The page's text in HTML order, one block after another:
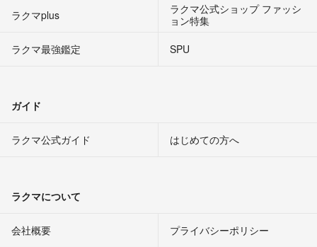
ラクマplus
ラクマ公式ショップ ファッシ
ョン特集
ラクマ最強鑑定
SPU
ガイド
ラクマ公式ガイド はじめての方へ
ラクマについて
会社概要 プライバシーポリシー